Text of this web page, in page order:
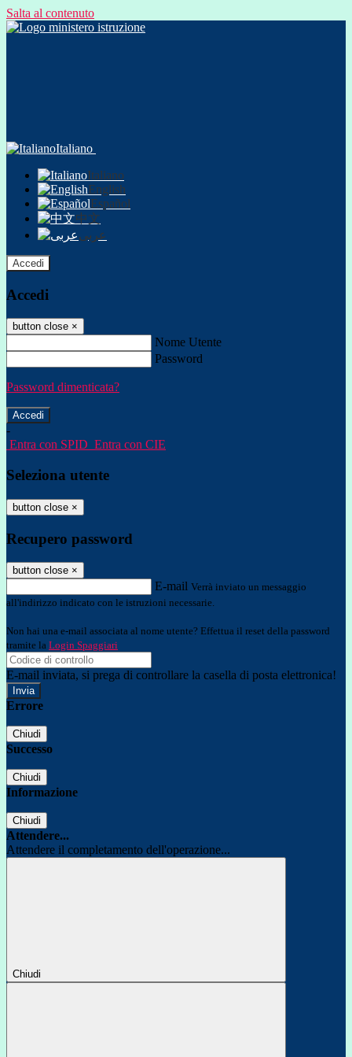
Salta al contenuto
Italiano
Italiano
English
Español
中文
عربى
Accedi
Accedi
button close ×
Nome Utente
Password
Password dimenticata?
-
Entra con SPID Entra con CIE
Seleziona utente
button close ×
Recupero password
button close ×
E-mail Verrà inviato un messaggio
all'indirizzo indicato con le istruzioni necessarie.
Non hai una e-mail associata al nome utente? Effettua il reset della password
tramite la Login Spaggiari
E-mail inviata, si prega di controllare la casella di posta elettronica!
Errore
Chiudi
Successo
Chiudi
Informazione
Chiudi
Attendere...
Attendere il completamento dell'operazione...
Chiudi